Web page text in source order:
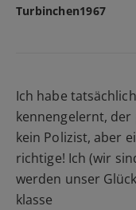
Turbinchen1967
Ich habe
kennengelernt, der
kein Polizist, aber
richtige! Ich (wir
werden unser
klasse